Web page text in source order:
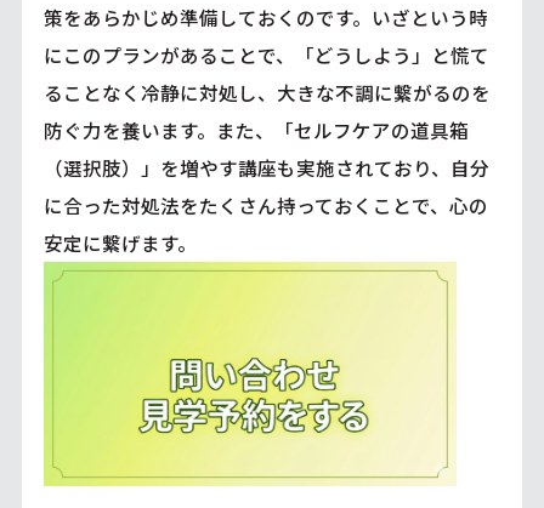
策をあらかじめ準備しておくのです。いざという時
にこのプランがあることで、「どうしよう」と慌て
ることなく冷静に対処し、大きな不調に繋がるのを
防ぐ力を養います。また、「セルフケアの道具箱
（選択肢）」を増やす講座も実施されており、自分
に合った対処法をたくさん持っておくことで、心の
安定に繋げます。